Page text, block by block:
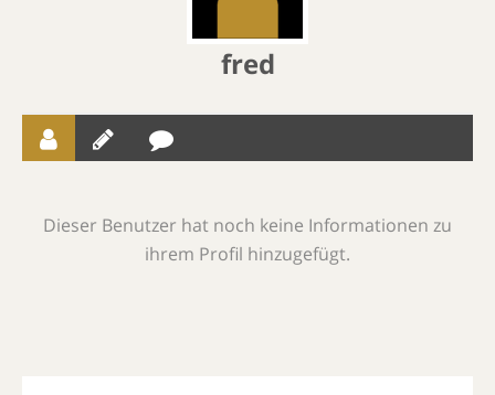
fred
Dieser Benutzer hat noch keine Informationen zu
ihrem Profil hinzugefügt.